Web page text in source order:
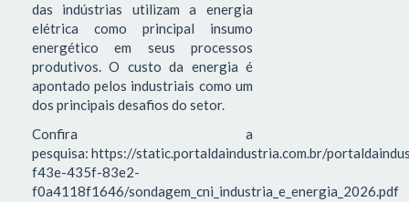
das indústrias utilizam a energia
elétrica como principal insumo
energético em seus processos
produtivos. O custo da energia é
apontado pelos industriais como um
dos principais desafios do setor.
Confira a
pesquisa: https://static.portaldaindustria.com.br/
f43e-435f-83e2-
f0a4118f1646/sondagem_cni_industria_e_energia_2026.pdf